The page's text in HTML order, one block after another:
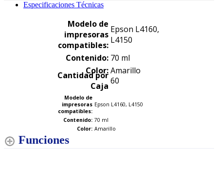
Especificaciones Técnicas
Modelo de
impresoras
compatibles:
Epson L4160,
L4150
Contenido: 70 ml
Color: Amarillo
Cantidad por
Caja 60
Modelo de
impresoras
compatibles:
Epson L4160, L4150
Contenido: 70 ml
Color: Amarillo
Funciones